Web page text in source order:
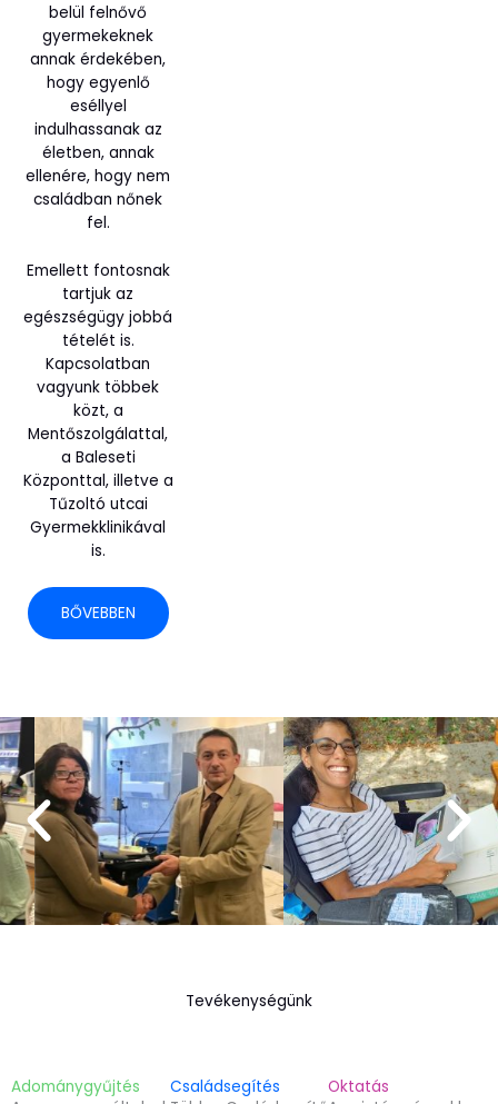
belül felnővő
gyermekeknek
annak érdekében,
hogy egyenlő
eséllyel
indulhassanak az
életben, annak
ellenére, hogy nem
családban nőnek
fel.
Emellett fontosnak
tartjuk az
egészségügy jobbá
tételét is.
Kapcsolatban
vagyunk többek
közt, a
Mentőszolgálattal,
a Baleseti
Központtal, illetve a
Tűzoltó utcai
Gyermekklinikával
is.
BŐVEBBEN
Tevékenységünk
Adománygyűjtés
Családsegítés
Oktatás